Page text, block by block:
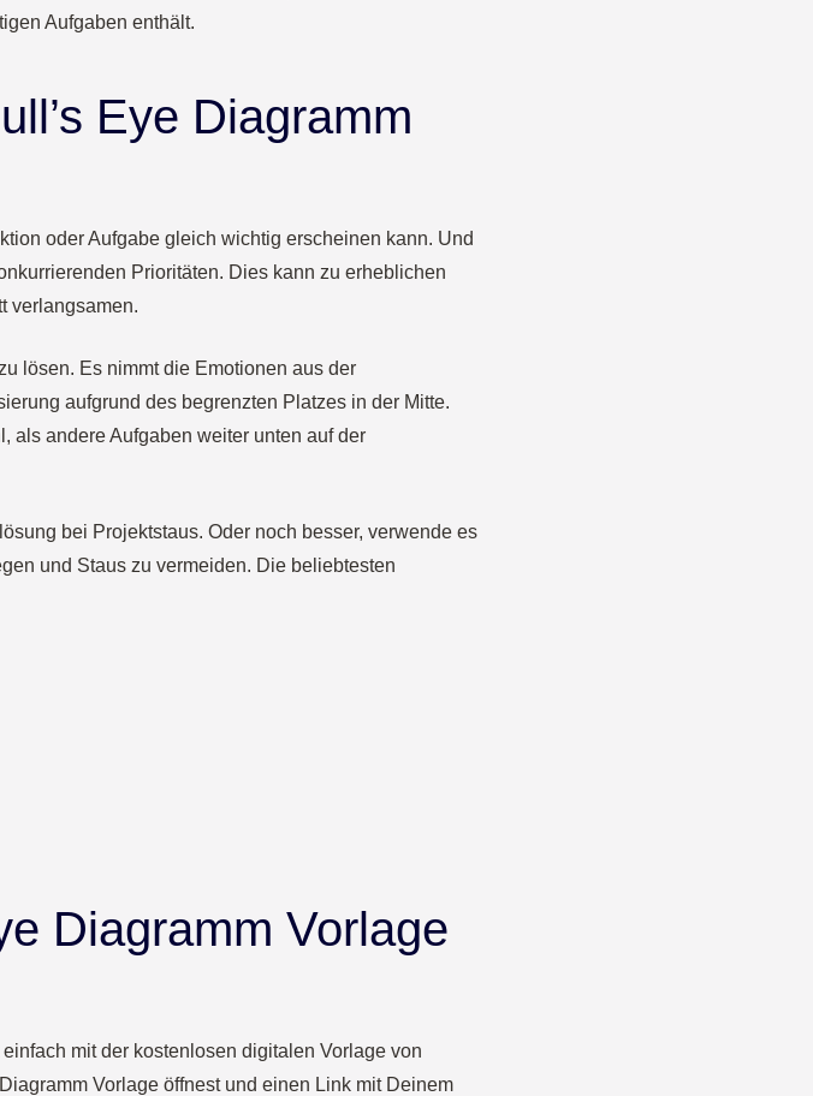
Aufgaben enthält.
Eye Diagramm
oder Aufgabe gleich wichtig erscheinen kann. Und
Prioritäten. Dies kann zu erheblichen
verlangsamen.
lösen. Es nimmt die Emotionen aus der
aufgrund des begrenzten Platzes in der Mitte.
als andere Aufgaben weiter unten auf der
bei Projektstaus. Oder noch besser, verwende es
und Staus zu vermeiden. Die beliebtesten
Diagramm Vorlage
mit der kostenlosen digitalen Vorlage von
Vorlage öffnest und einen Link mit Deinem